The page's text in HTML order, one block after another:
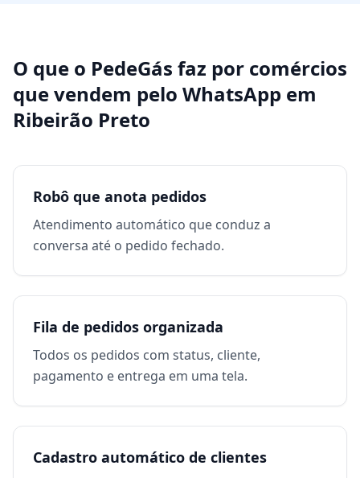
O que o PedeGás faz por comércios
que vendem pelo WhatsApp em
Ribeirão Preto
Robô que anota pedidos
Atendimento automático que conduz a
conversa até o pedido fechado.
Fila de pedidos organizada
Todos os pedidos com status, cliente,
pagamento e entrega em uma tela.
Cadastro automático de clientes